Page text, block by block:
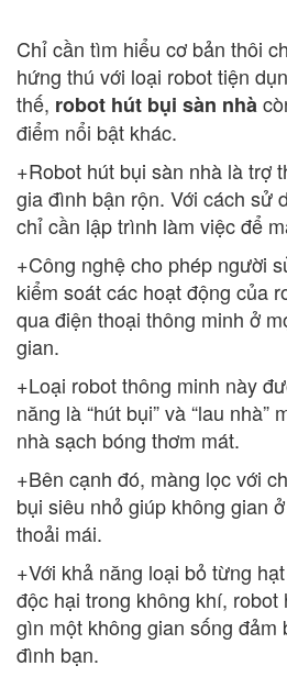
Chỉ cần tìm hiểu cơ bản thôi
hứng thú với loại robot tiện
thế, robot hút bụi sàn nhà
điểm nổi bật khác.
+Robot hút bụi sàn nhà là trợ
gia đình bận rộn. Với cách sử
chỉ cần lập trình làm việc để
+Công nghệ cho phép người
kiểm soát các hoạt động của
qua điện thoại thông minh ở
gian.
+Loại robot thông minh này
năng là “hút bụi” và “lau nhà”
nhà sạch bóng thơm mát.
+Bên cạnh đó, màng lọc với
bụi siêu nhỏ giúp không gian
thoải mái.
+Với khả năng loại bỏ từng
độc hại trong không khí,
gìn một không gian sống đảm
đình bạn.